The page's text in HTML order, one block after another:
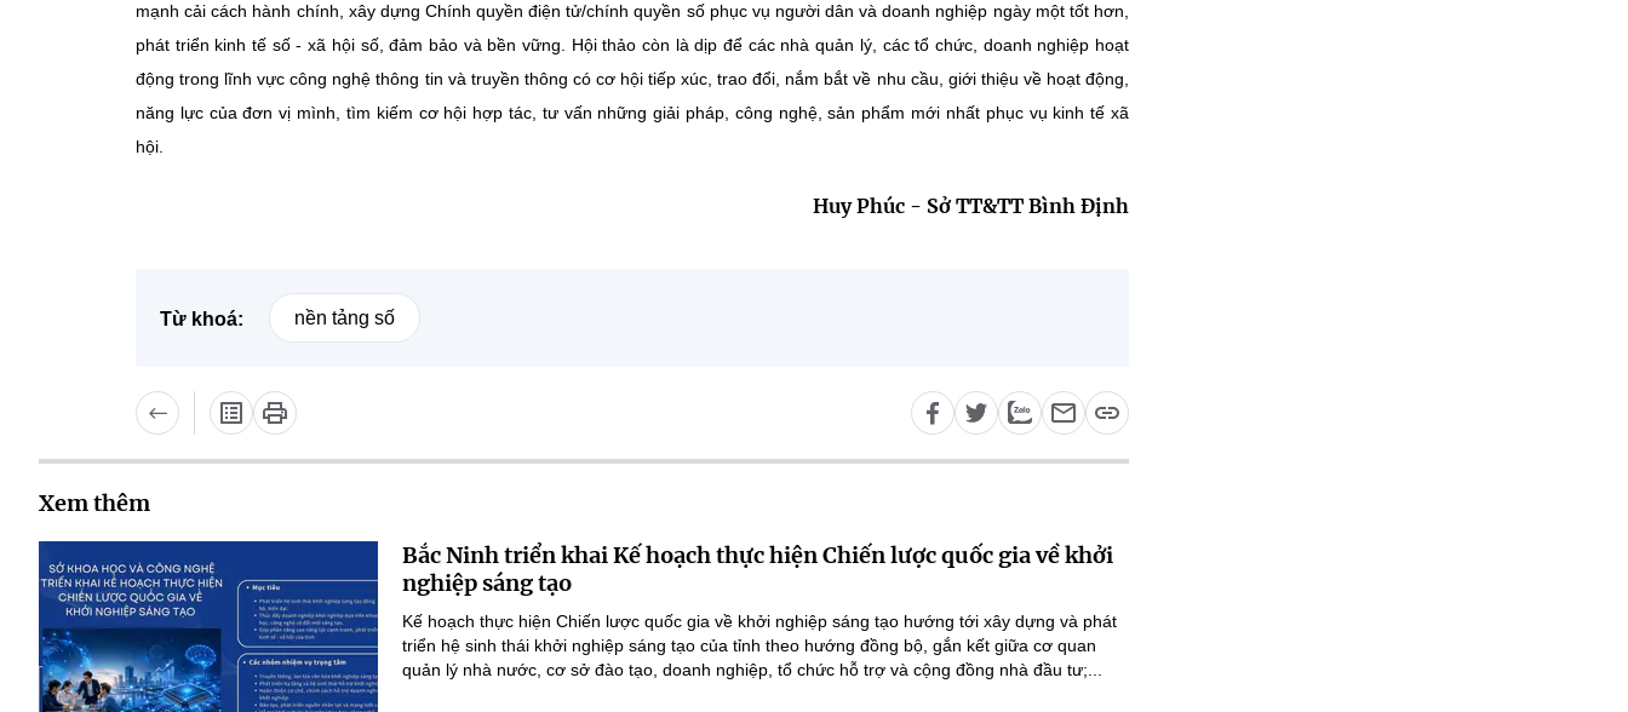
mạnh cải cách hành chính, xây dựng Chính quyền điện tử/chính quyền số phục vụ người dân và doanh nghiệp ngày một tốt hơn,
phát triển kinh tế số - xã hội số, đảm bảo và bền vững. Hội thảo còn là dịp để các nhà quản lý, các tổ chức, doanh nghiệp hoạt
động trong lĩnh vực công nghệ thông tin và truyền thông có cơ hội tiếp xúc, trao đổi, nắm bắt về nhu cầu, giới thiệu về hoạt động,
năng lực của đơn vị mình, tìm kiếm cơ hội hợp tác, tư vấn những giải pháp, công nghệ, sản phẩm mới nhất phục vụ kinh tế xã
hội.
Huy Phúc - Sở TT&TT Bình Định
Từ khoá: nền tảng số
Xem thêm
Bắc Ninh triển khai Kế hoạch thực hiện Chiến lược quốc gia về khởi
nghiệp sáng tạo
Kế hoạch thực hiện Chiến lược quốc gia về khởi nghiệp sáng tạo hướng tới xây dựng và phát
triển hệ sinh thái khởi nghiệp sáng tạo của tỉnh theo hướng đồng bộ, gắn kết giữa cơ quan
quản lý nhà nước, cơ sở đào tạo, doanh nghiệp, tổ chức hỗ trợ và cộng đồng nhà đầu tư;...